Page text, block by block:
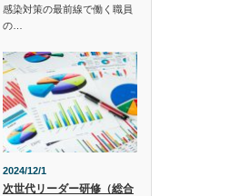
感染対策の最前線で働く職員
の…
2024/12/1
次世代リーダー研修（総合